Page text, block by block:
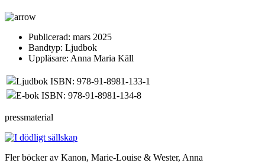
Publicerad: mars 2025
Bandtyp: Ljudbok
Uppläsare: Anna Maria Käll
Ljudbok ISBN: 978-91-8981-133-1
E-bok ISBN: 978-91-8981-134-8
pressmaterial
Fler böcker av Kanon, Marie-Louise & Wester, Anna